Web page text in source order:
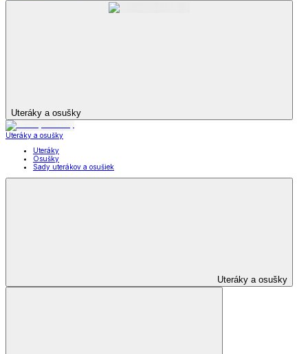
Uteráky a osušky
Uteráky a osušky
Uteráky
Osušky
Sady uterákov a osušiek
Uteráky a osušky